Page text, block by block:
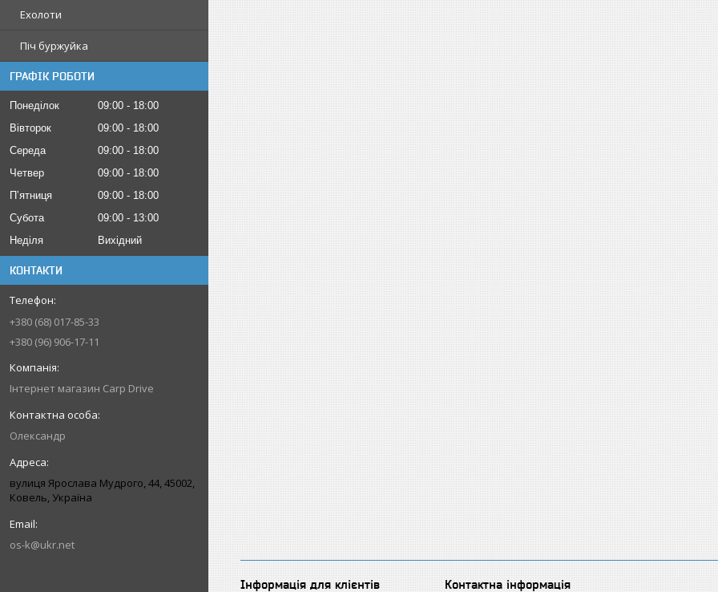
Ехолоти
Піч буржуйка
ГРАФІК РОБОТИ
Понеділок 09:00
18:00
Вівторок
09:00
18:00
Середа
09:00
18:00
Четвер
09:00
18:00
Пʼятниця
09:00
18:00
Субота
09:00
13:00
Неділя
Вихідний
КОНТАКТИ
+380 (68) 017-85-33
+380 (96) 906-17-11
Інтернет магазин Carp Drive
Олександр
вулиця Ярослава Мудрого, 44, 45002,
Ковель, Україна
os-k@ukr.net
Інформація для клієнтів Контактна інформація